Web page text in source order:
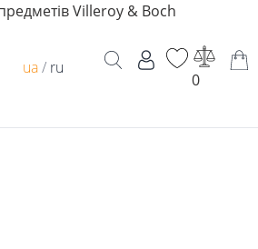
Villeroy & Boch
ua/ ru
0